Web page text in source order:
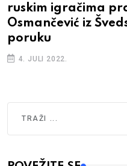
ruskim igračima
Osmančević iz
poruku
4. JULI 2022.
Type 2 or more characters